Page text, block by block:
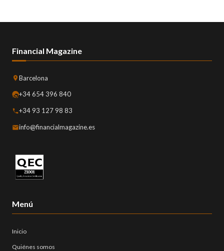
Financial Magazine
Barcelona
+34 654 396 840
+34 93 127 98 83
info@financialmagazine.es
Menú
Inicio
Quiénes somos